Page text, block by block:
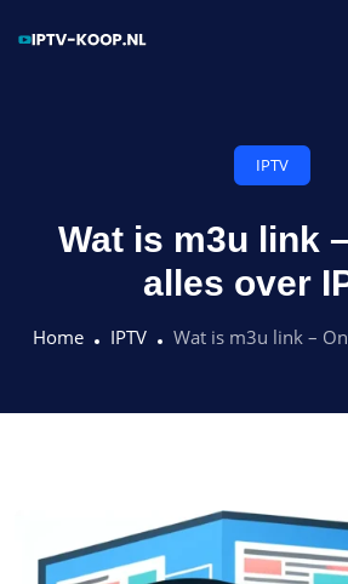
IPTV
Wat is m3u link
alles over
Home IPTV Wat is m3u link –